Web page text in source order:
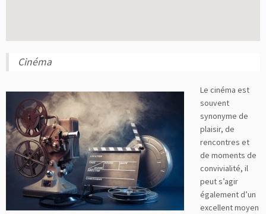
Cinéma
Le cinéma est
souvent
synonyme de
plaisir, de
rencontres et
de moments de
convivialité, il
peut s’agir
également d’un
excellent moyen